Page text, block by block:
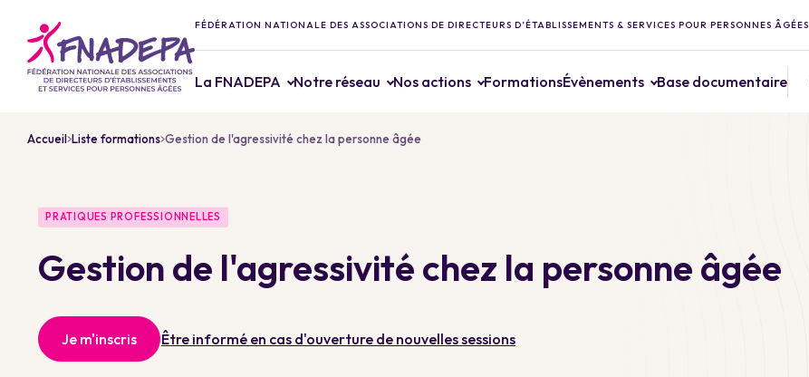
FÉDÉRATION NATIONALE DES ASSOCIATIONS DE DIRECTEURS D’ÉTABLISSEMENTS & SERVICES POUR PERSONNES ÂGÉES
La FNADEPA Notre réseau Nos actions FormationsÉvènements Base documentaire
Accueil Liste formations Gestion de l'agressivité chez la personne âgée
PRATIQUES PROFESSIONNELLES
Gestion de l'agressivité chez la personne âgée
Je m'inscris Être informé en cas d'ouverture de nouvelles sessions